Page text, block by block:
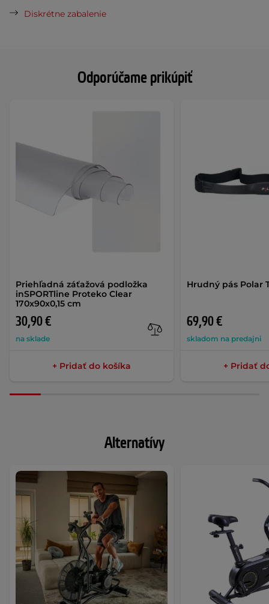
Odporúčame prikúpiť
Priehľadná záťažová podložka
inSPORTline Proteko Clear
170x90x0,15 cm
30,90 €
na sklade
+ Pridať do košíka
Hrudný pás Polar
69,90 €
skladom na predajni
+ Pridať
Diskrétne zabalenie
Alternatívy